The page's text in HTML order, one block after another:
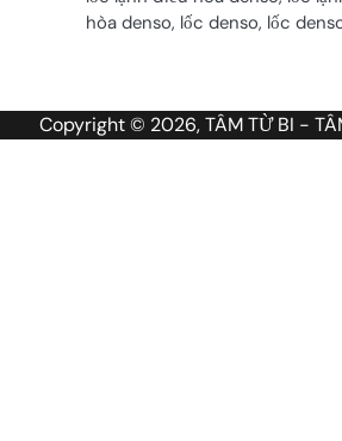
hòa denso, lốc denso, lốc
Copyright © 2026, TÂM TỪ BI -